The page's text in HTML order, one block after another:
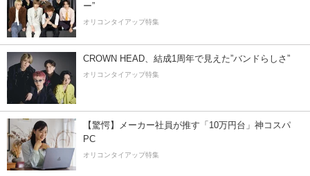
ー”
オリコンタイアップ特集
CROWN HEAD、結成1周年で見えた”バンドらしさ”
オリコンタイアップ特集
【驚愕】メーカー社員が推す「10万円台」神コスパ
PC
オリコンタイアップ特集